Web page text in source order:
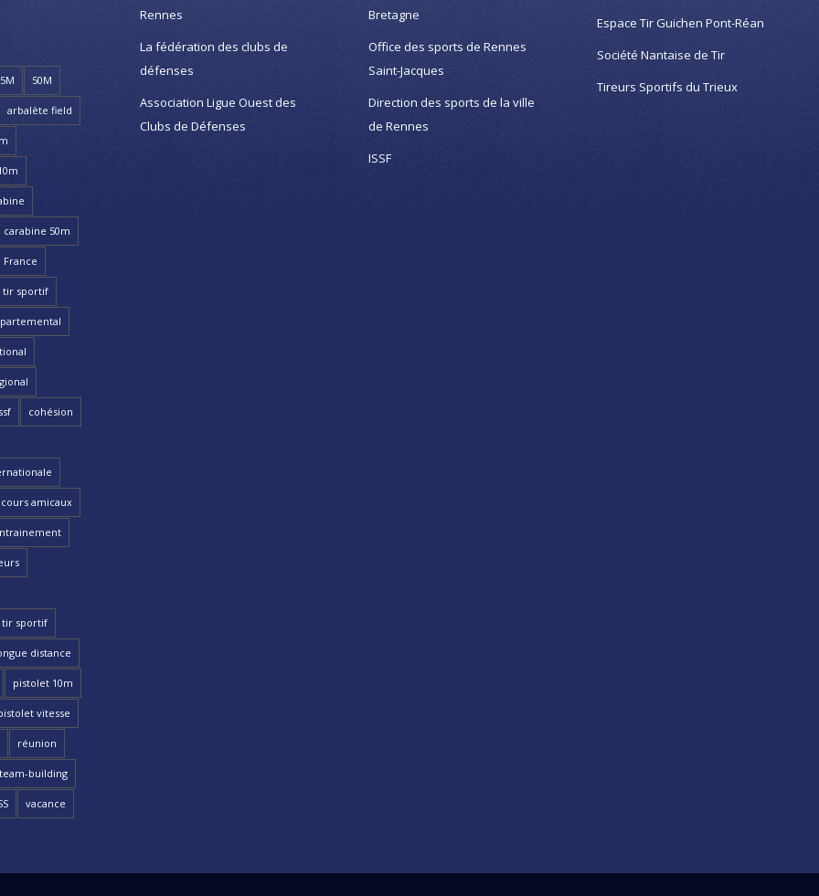
50M
arbalète field
carabine 50m
France
tir sportif
cohésion
amicaux
tir sportif
distance
pistolet 10m
vitesse
réunion
team-building
vacance
Rennes
La fédération des clubs de
défenses
Association Ligue Ouest des
Clubs de Défenses
Bretagne
Office des sports de Rennes
Saint-Jacques
Direction des sports de la ville
de Rennes
ISSF
Espace Tir Guichen Pont-Réan
Société Nantaise de Tir
Tireurs Sportifs du Trieux